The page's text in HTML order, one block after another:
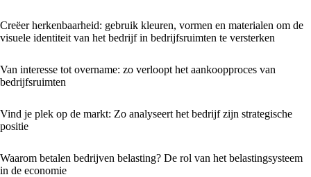
Creëer herkenbaarheid: gebruik kleuren, vormen en materialen om de
visuele identiteit van het bedrijf in bedrijfsruimten te versterken
Van interesse tot overname: zo verloopt het aankoopproces van
bedrijfsruimten
Vind je plek op de markt: Zo analyseert het bedrijf zijn strategische
positie
Waarom betalen bedrijven belasting? De rol van het belastingsysteem
in de economie